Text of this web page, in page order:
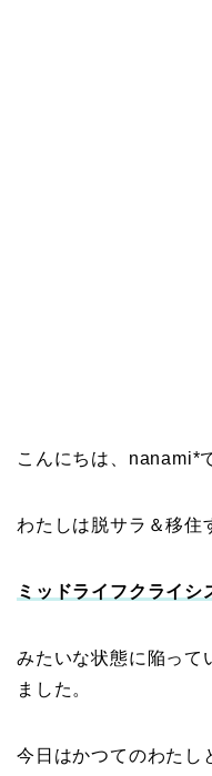
こんにちは、nanami*
わたしは脱サラ＆移住
ミッドライフクライシ
みたいな状態に陥って
ました。
今日はかつてのわたし